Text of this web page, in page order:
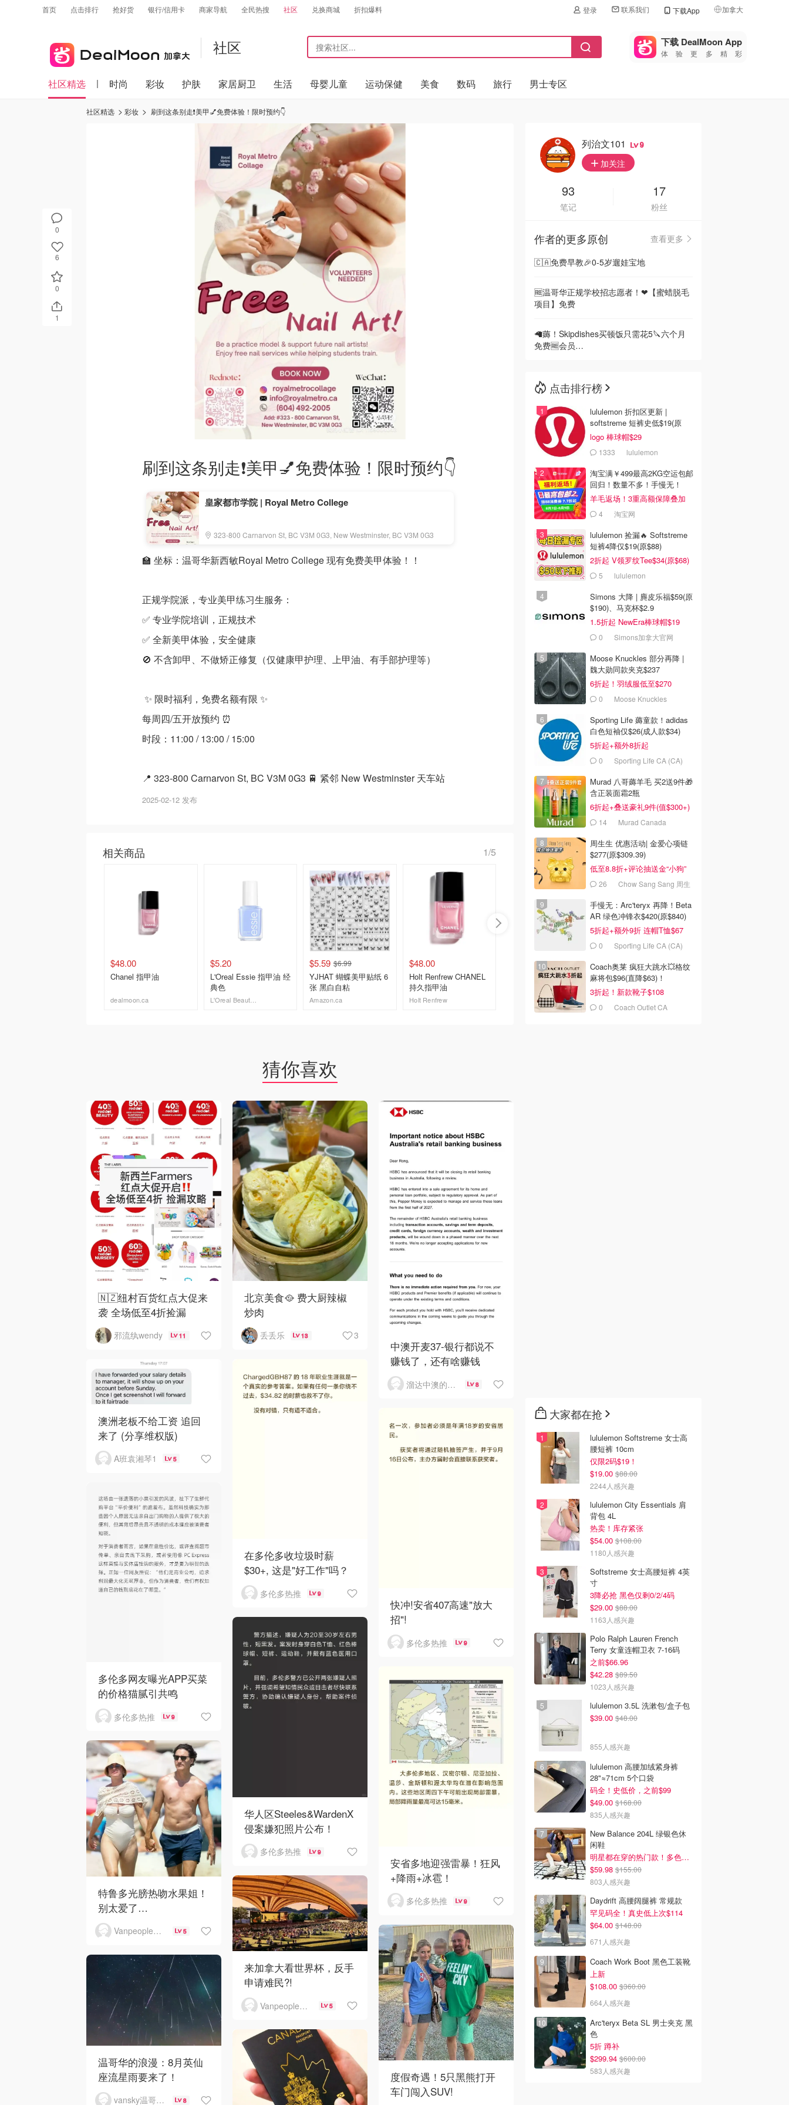
首页 点击排行 抢好货 银行/信用卡 商家导航 全民热搜 社区 兑换商城 折扣爆料 登录 联系我们 下载App 加拿大
🇺🇸
美国
🇨🇳中国
🇮🇹
🇦🇺
🇳🇿新西兰
社区 下载 DealMoon App
体验更多精彩
社区精选 时尚 彩妆 护肤 家居厨卫 生活 母婴儿童 运动保健 美食 数码 旅行 男士专区
0
6
0
1
社区精选 彩妆 刷到这条别走❗️美甲💅免费体验！限时预约👇
刷到这条别走❗️美甲💅免费体验！限时预约👇
皇家都市学院 | Royal Metro College
323-800 Carnarvon St, BC V3M 0G3, New Westminster, BC V3M 0G3
🏫 坐标：温哥华新西敏Royal Metro College 现有免费美甲体验！！
正规学院派，专业美甲练习生服务：
✅ 专业学院培训，正规技术
✅ 全新美甲体验，安全健康
🚫 不含卸甲、不做矫正修复（仅健康甲护理、上甲油、有手部护理等）
✨ 限时福利，免费名额有限 ✨
每周四/五开放预约 ⏰
时段：11:00 / 13:00 / 15:00
📍 323-800 Carnarvon St, BC V3M 0G3 🚆 紧邻 New Westminster 天车站
2025-02-12 发布
相关商品 1/5
$48.00
Chanel 指甲油
dealmoon.ca
$5.20
L'Oreal Essie 指甲油 经
典色
L'Oreal Beauty Outlet
$5.59 $6.99
YJHAT 蝴蝶美甲贴纸 6
张 黑白自粘
Amazon.ca
$48.00
Holt Renfrew CHANEL
持久指甲油
Holt Renfrew
Essie Expressie 快干
指甲油 素食配方
L'Oreal Beauty Outlet
去购买
$2.98
不锈钢指甲剪套装 5件
银色
Amazon.ca
去购买
猜你喜欢
🇳🇿纽村百货红点大促来
袭 全场低至4折捡漏
邪流纨wendy 11
北京美食🥘 费大厨辣椒
炒肉
丢丢乐 13 3
中澳开麦37-银行都说不
赚钱了，还有啥赚钱
溜达中澳的王公子 8
澳洲老板不给工资 追回
来了 (分享维权版)
A班袁湘琴1 5
在多伦多收垃圾时薪
$30+, 这是"好工作"吗？
多伦多热推 9
快冲!安省407高速"放大
招"!
多伦多热推 9
多伦多网友曝光APP买菜
的价格猫腻引共鸣
多伦多热推 9
华人区Steeles&WardenX
侵案嫌犯照片公布！
多伦多热推 9
安省多地迎强雷暴！狂风
+降雨+冰雹！
多伦多热推 9
特鲁多光膀热吻水果姐！
别太爱了…
Vanpeople人在温哥华 5
来加拿大看世界杯，反手
申请难民?!
Vanpeople人在温哥华 5
度假奇遇！5只黑熊打开
车门闯入SUV!
温哥华的浪漫：8月英仙
座流星雨要来了！
vansky温哥华天空 8
列治文101 9
加关注
93
笔记
17
粉丝
作者的更多原创
查看更多
🇨🇦免费早教🎉0-5岁遛娃宝地
🆓温哥华正规学校招志愿者！❤【蜜蜡脱毛
项目】免费
🦙薅！Skipdishes买顿饭只需花5🔪六个月
免费🆓会员…
点击排行榜
lululemon 折扣区更新 |
softstreme 短裤史低$19(原
$88)
logo 棒球帽$29
1333 lululemon
淘宝满￥499最高2KG空运包邮
回归！数量不多！手慢无！
羊毛返场！3重高额保障叠加
4 淘宝网
lululemon 捡漏🔥 Softstreme
短裤4降仅$19(原$88)
2折起 V领罗纹Tee$34(原$68)
5 lululemon
Simons 大降 | 麂皮乐福$59(原
$190)、马克杯$2.9
1.5折起 NewEra棒球帽$19
0 Simons加拿大官网
Moose Knuckles 部分再降 |
魏大勋同款夹克$237
6折起！羽绒服低至$270
0 Moose Knuckles
Sporting Life 薅童款！adidas
白色短袖仅$26(成人款$34)
5折起+额外8折起
0 Sporting Life CA (CA)
Murad 八哥薅羊毛 买2送9件🎁
含正装面霜2瓶
6折起+叠送豪礼9件(值$300+)
14 Murad Canada
周生生 优惠活动| 金爱心项链
$277(原$309.39)
低至8.8折+评论抽送金“小狗”
26
Chow Sang Sang 周生
手慢无：Arc'teryx 再降！Beta
AR 绿色冲锋衣$420(原$840)
5折起+额外9折 连帽T恤$67
0 Sporting Life CA (CA)
Coach奥莱 疯狂大跳水💥格纹
麻将包$96(直降$63)！
3折起！新款靴子$108
0 Coach Outlet CA
大家都在抢
lululemon Softstreme 女士高
腰短裤 10cm
仅限2码$19！
$19.00 $88.00
2244人感兴趣
lululemon City Essentials 肩
背包 4L
热卖！库存紧张
$54.00 $108.00
1180人感兴趣
Softstreme 女士高腰短裤 4英
寸
3降必抢 黑色仅剩0/2/4码
$29.00 $88.00
1163人感兴趣
Polo Ralph Lauren French
Terry 女童连帽卫衣 7-16码
之前$66.96
$42.28 $89.50
1023人感兴趣
lululemon 3.5L 洗漱包/盒子包
$39.00 $48.00
855人感兴趣
lululemon 高腰加绒紧身裤
28"≈71cm 5个口袋
码全！史低价，之前$99
$49.00 $168.00
835人感兴趣
New Balance 204L 绿银色休
闲鞋
明星都在穿的热门款！多色可选 3.8折
$59.98 $155.00
803人感兴趣
Daydrift 高腰阔腿裤 常规款
罕见码全！真史低上次$114
$64.00 $148.00
671人感兴趣
Coach Work Boot 黑色工装靴
上新
$108.00 $360.00
664人感兴趣
Arc'teryx Beta SL 男士夹克 黑
色
5折 蹲补
$299.94 $600.00
583人感兴趣